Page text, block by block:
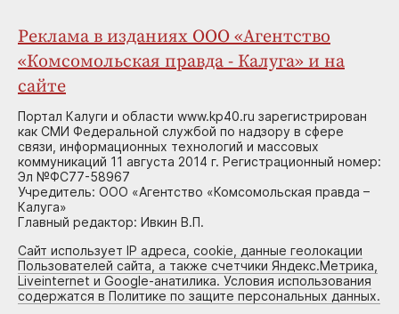
Реклама в изданиях ООО «Агентство
«Комсомольская правда - Калуга» и на
сайте
Портал Калуги и области www.kp40.ru зарегистрирован
как СМИ Федеральной службой по надзору в сфере
связи, информационных технологий и массовых
коммуникаций 11 августа 2014 г. Регистрационный номер:
Эл №ФС77-58967
Учредитель: ООО «Агентство «Комсомольская правда –
Калуга»
Главный редактор: Ивкин В.П.
Сайт использует IP адреса, cookie, данные геолокации
Пользователей сайта, а также счетчики Яндекс.Метрика,
Liveinternet и Google-анатилика. Условия использования
содержатся в Политике по защите персональных данных.